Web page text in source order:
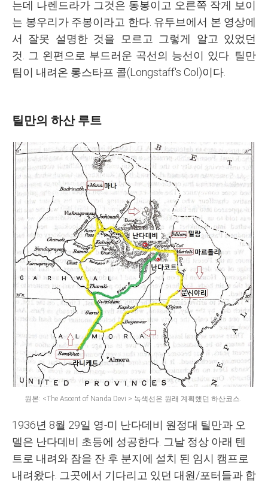
는데 나렌드라가 그것은 동봉이고 오른쪽 작게 보이
는 봉우리가 주봉이라고 한다. 유투브에서 본 영상에
서 잘못 설명한 것을 모르고 그렇게 알고 있었던
것.
그 왼편으로 부드러운 곡선의 능선이 있다. 틸만
팀이 내려온 롱스타프 콜(Longstaff's Col)이다.
틸만의 하산 루트
원본: <The Ascent of Nanda Devi > 녹색선은 원래 계획했던 하산코스.
1936년 8월 29일 영-미 난다데비 원정대 틸만과 오
델은 난다데비 초등에 성공한다. 그날 정상 아래 텐
트로 내려와 잠을 잔 후 분지에 설치 된 임시 캠프로
내려왔다. 그곳에서 기다리고 있던 대원/포터들과 합